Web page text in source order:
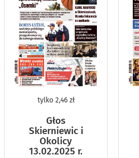
tylko2,46 zł
Głos
Skierniewic i
Okolicy
13.02.2025 r.